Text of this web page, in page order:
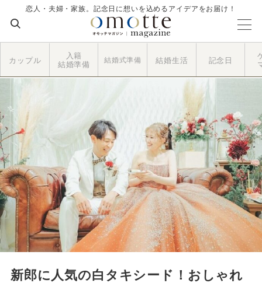
恋人・夫婦・家族。記念日に想いを込めるアイデアをお届け！
カップル
入籍
結婚準備
結婚式準備 結婚生活 記念日
新郎に人気の白タキシード！おしゃれ